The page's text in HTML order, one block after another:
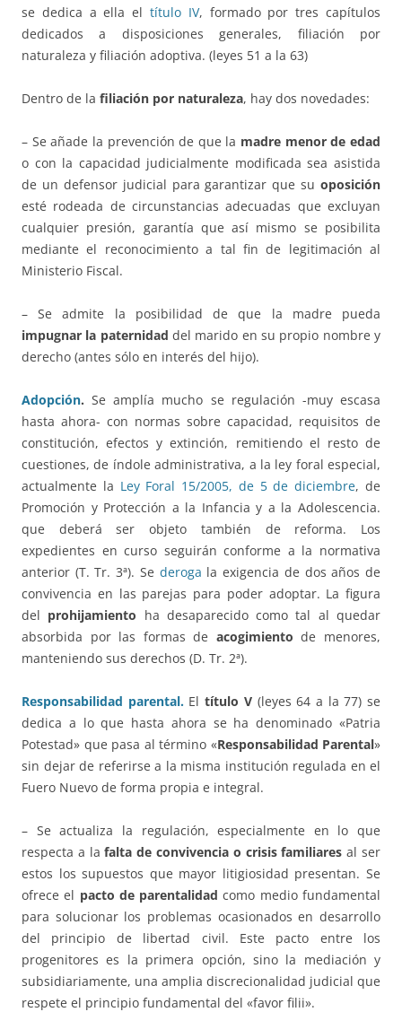
se dedica a ella el título IV, formado por tres capítulos
dedicados a disposiciones generales, filiación por
naturaleza y filiación adoptiva. (leyes 51 a la 63)
Dentro de la filiación por naturaleza, hay dos novedades:
– Se añade la prevención de que la madre menor de edad
o con la capacidad judicialmente modificada sea asistida
de un defensor judicial para garantizar que su oposición
esté rodeada de circunstancias adecuadas que excluyan
cualquier presión, garantía que así mismo se posibilita
mediante el reconocimiento a tal fin de legitimación al
Ministerio Fiscal.
– Se admite la posibilidad de que la madre pueda
impugnar la paternidad del marido en su propio nombre y
derecho (antes sólo en interés del hijo).
Adopción. Se amplía mucho se regulación -muy escasa
hasta ahora- con normas sobre capacidad, requisitos de
constitución, efectos y extinción, remitiendo el resto de
cuestiones, de índole administrativa, a la ley foral especial,
actualmente la Ley Foral 15/2005, de 5 de diciembre, de
Promoción y Protección a la Infancia y a la Adolescencia.
que deberá ser objeto también de reforma. Los
expedientes en curso seguirán conforme a la normativa
anterior (T. Tr. 3ª). Se deroga la exigencia de dos años de
convivencia en las parejas para poder adoptar. La figura
del prohijamiento ha desaparecido como tal al quedar
absorbida por las formas de acogimiento de menores,
manteniendo sus derechos (D. Tr. 2ª).
Responsabilidad parental.Eltítulo V (leyes 64 a la 77) se
dedica a lo que hasta ahora se ha denominado «Patria
Potestad» que pasa al término «Responsabilidad Parental»
sin dejar de referirse a la misma institución regulada en el
Fuero Nuevo de forma propia e integral.
– Se actualiza la regulación, especialmente en lo que
respecta a lafalta de convivencia o crisis familiares al ser
estos los supuestos que mayor litigiosidad presentan. Se
ofrece el pacto de parentalidad como medio fundamental
para solucionar los problemas ocasionados en desarrollo
del principio de libertad civil. Este pacto entre los
progenitores es la primera opción, sino la mediación y
subsidiariamente, una amplia discrecionalidad judicial que
respete el principio fundamental del «favor filii».